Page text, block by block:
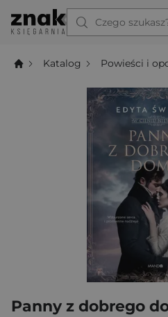
Czego
Katalog Powieści i
Panny z dobrego